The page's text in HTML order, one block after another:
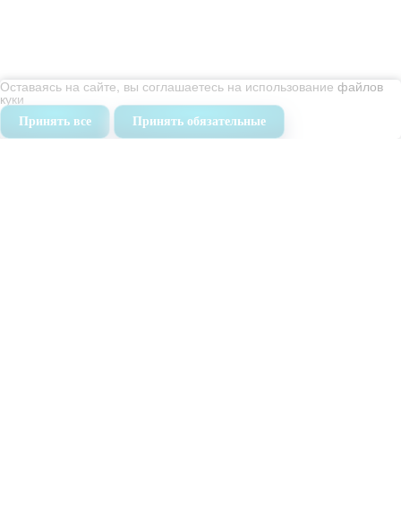
Уборка помещений
Мойка окон
Оставаясь на сайте, вы соглашаетесь на использование файлов
куки
Принять все Принять обязательные